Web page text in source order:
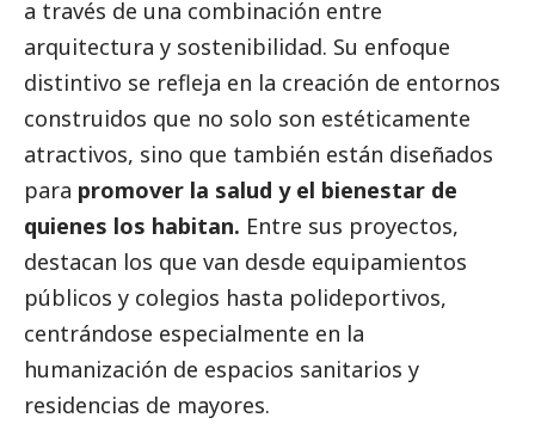
a través de una combinación entre
arquitectura y sostenibilidad. Su enfoque
distintivo se refleja en la creación de entornos
construidos que no solo son estéticamente
atractivos, sino que también están diseñados
para promover la salud y el bienestar de
quienes los habitan. Entre sus proyectos,
destacan los que van desde equipamientos
públicos y colegios hasta polideportivos,
centrándose especialmente en la
humanización de espacios sanitarios y
residencias de mayores.